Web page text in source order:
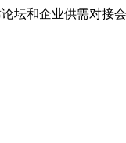
坛和企业供需对接